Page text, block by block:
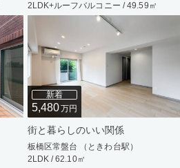
2LDK+ルーフバルコニー / 49.59㎡
新着
5,480万円
街と暮らしのいい関係
板橋区常盤台 （ときわ台駅）
2LDK / 62.10㎡